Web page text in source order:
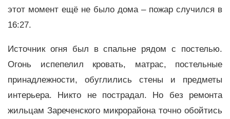
этот момент ещё не было дома – пожар случился в
16:27.
Источник огня был в спальне рядом с постелью.
Огонь испепелил кровать, матрас, постельные
принадлежности, обуглились стены и предметы
интерьера. Никто не пострадал. Но без ремонта
жильцам Зареченского микрорайона точно обойтись